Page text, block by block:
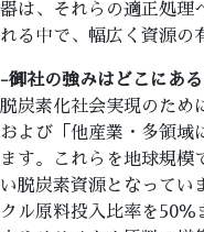
器は、それらの適正処理
れる中で、幅広く資源の
-御社の強みはどこにある
脱炭素化社会実現のため
および「他産業・多領域
ます。これらを地球規模
い脱炭素資源となってい
クル原料投入比率を50